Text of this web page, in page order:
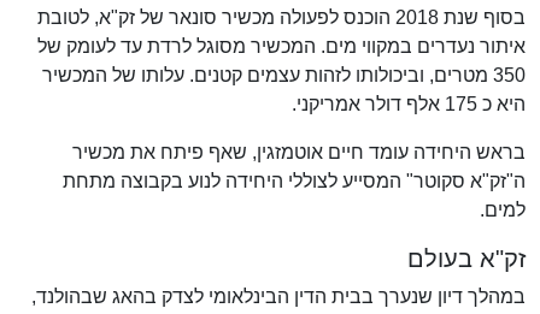
בסוף שנת 2018 הוכנס לפעולה מכשיר סונאר של זק"א, לטובת
איתור נעדרים במקווי מים. המכשיר מסוגל לרדת עד לעומק של
350 מטרים, וביכולותו לזהות עצמים קטנים. עלותו של המכשיר
היא כ 175 אלף דולר אמריקני.
בראש היחידה עומד חיים אוטמזגין, שאף פיתח את מכשיר
ה"זק"א סקוטר" המסייע לצוללי היחידה לנוע בקבוצה מתחת
למים.
זק"א בעולם
במהלך דיון שנערך בבית הדין הבינלאומי לצדק בהאג שבהולנד,